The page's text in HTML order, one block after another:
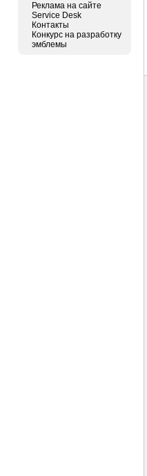
Реклама на сайте
Service Desk
Контакты
Конкурс на разработку
эмблемы